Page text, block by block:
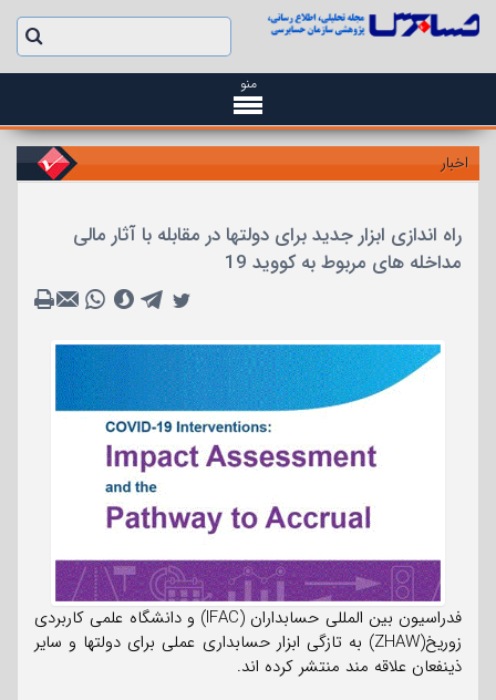
منو
اخبار
راه اندازی ابزار جدید برای دولتها در مقابله با آثار مالی
مداخله های مربوط به کووید 19
فدراسیون بین المللی حسابداران (IFAC) و دانشگاه علمی کاربردی
زوریخ(ZHAW) به تازگی ابزار حسابداری عملی برای دولتها و سایر
ذینفعان علاقه مند منتشر کرده اند.